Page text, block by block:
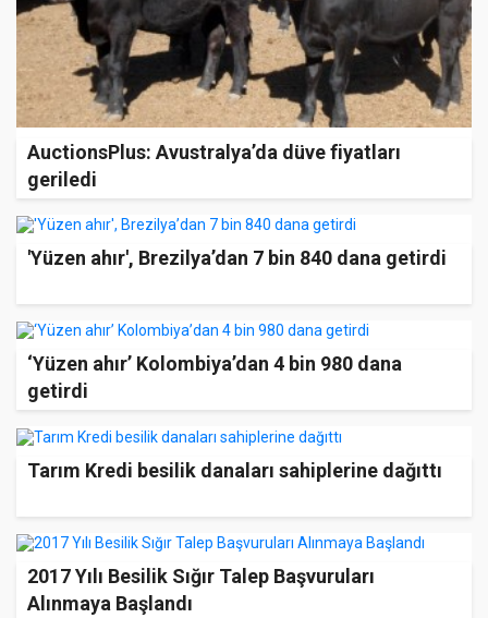
AuctionsPlus: Avustralya’da düve fiyatları
geriledi
'Yüzen ahır', Brezilya’dan 7 bin 840 dana getirdi
‘Yüzen ahır’ Kolombiya’dan 4 bin 980 dana
getirdi
Tarım Kredi besilik danaları sahiplerine dağıttı
2017 Yılı Besilik Sığır Talep Başvuruları
Alınmaya Başlandı